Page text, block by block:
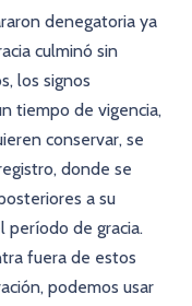
denegatoria ya
culminó sin
los signos
tiempo de vigencia,
conservar, se
donde se
a su
período de gracia.
fuera de estos
podemos usar